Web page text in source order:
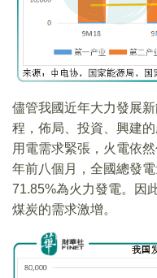
儘管我國近年大力發展
程，佈局、投資、興建
用電需求緊張，火電依
年前八個月，全國總發
71.85%為火力發電。因
煤炭的需求激增。